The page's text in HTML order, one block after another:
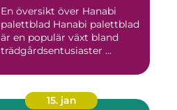
En översikt över Hanabi
palettblad Hanabi palettblad
är en populär växt bland
trädgårdsentusiaster ...
15. jan